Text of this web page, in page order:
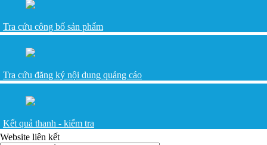
Tra cứu công bố sản phẩm
Tra cứu đăng ký nội dung quảng cáo
Kết quả thanh - kiểm tra
Website liên kết